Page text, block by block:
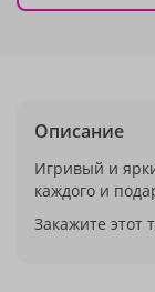
Описание
Игривый и
каждого и
Закажите этот